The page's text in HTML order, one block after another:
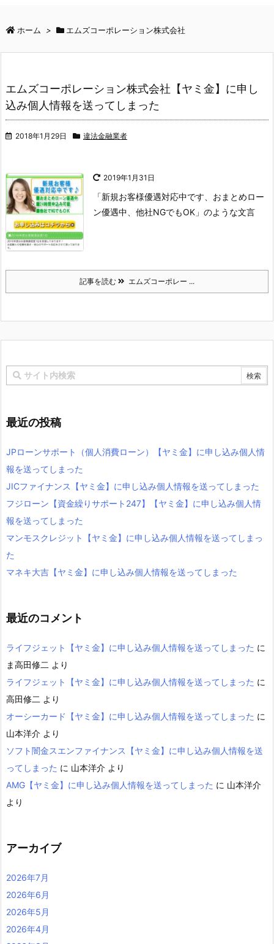
ホーム > エムズコーポレーション株式会社
エムズコーポレーション株式会社【ヤミ金】に申し
込み個人情報を送ってしまった
2018年1月29日 違法金融業者
2019年1月31日
「新規お客様優遇対応中です、おまとめロー
ン優遇中、他社NGでもOK」のような文言
記事を読む エムズコーポレー ...
最近の投稿
JPローンサポート（個人消費ローン）【ヤミ金】に申し込み個人情
報を送ってしまった
JICファイナンス【ヤミ金】に申し込み個人情報を送ってしまった
フジローン【資金繰りサポート247】【ヤミ金】に申し込み個人情
報を送ってしまった
マンモスクレジット【ヤミ金】に申し込み個人情報を送ってしまっ
た
マネキ大吉【ヤミ金】に申し込み個人情報を送ってしまった
最近のコメント
ライフジェット【ヤミ金】に申し込み個人情報を送ってしまった に
ま高田修二 より
ライフジェット【ヤミ金】に申し込み個人情報を送ってしまった に
高田修二 より
オーシーカード【ヤミ金】に申し込み個人情報を送ってしまった に
山本洋介 より
ソフト闇金スエンファイナンス【ヤミ金】に申し込み個人情報を送
ってしまった に 山本洋介 より
AMG【ヤミ金】に申し込み個人情報を送ってしまった に 山本洋介
より
アーカイブ
2026年7月
2026年6月
2026年5月
2026年4月